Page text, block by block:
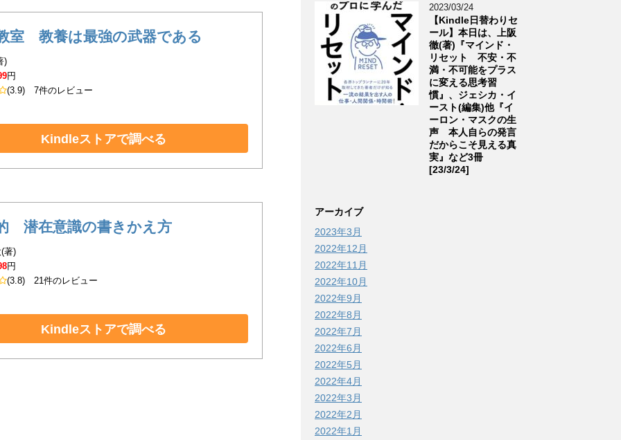
室 教養は最強の武器である
)
円
(3.9)7件のレビュー
Kindleストアで調べる
潜在意識の書きかえ方
著)
円
(3.8) 21件のレビュー
Kindleストアで調べる
2023/03/24
【Kindle日替わりセ
ール】本日は、上阪
徹(著)『マインド・
リセット 不安・不
満・不可能をプラス
に変える思考習
慣』、ジェシカ・イ
ースト(編集)他『イ
ーロン・マスクの生
声 本人自らの発言
だからこそ見える真
実』など3冊
[23/3/24]
アーカイブ
2023年3月
2022年12月
2022年11月
2022年10月
2022年9月
2022年8月
2022年7月
2022年6月
2022年5月
2022年4月
2022年3月
2022年2月
2022年1月